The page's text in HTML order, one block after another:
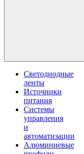
Светодиодные
ленты
Источники
питания
Системы
управления
и
автоматизации
Алюминиевые